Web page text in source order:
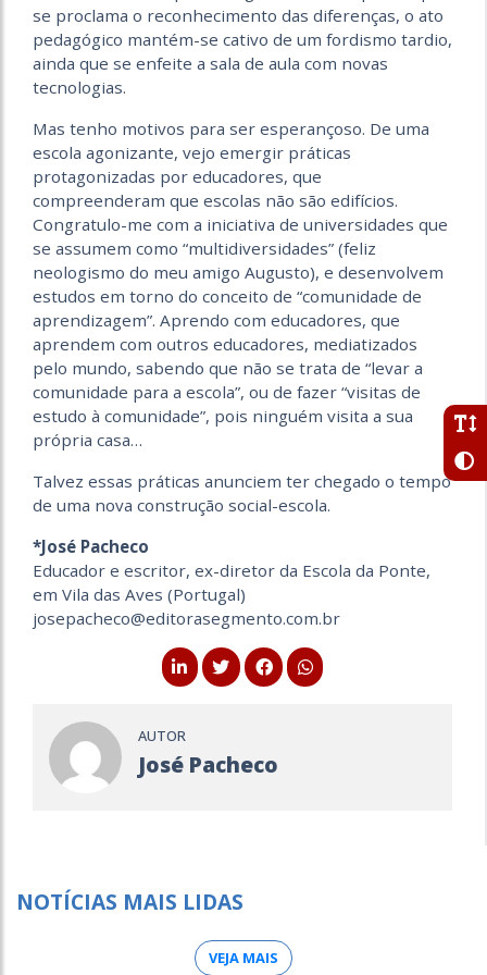
se proclama o reconhecimento das diferenças, o ato
pedagógico mantém-se cativo de um fordismo tardio,
ainda que se enfeite a sala de aula com novas
tecnologias.
Mas tenho motivos para ser esperançoso. De uma
escola agonizante, vejo emergir práticas
protagonizadas por educadores, que
compreenderam que escolas não são edifícios.
Congratulo-me com a iniciativa de universidades que
se assumem como “multidiversidades” (feliz
neologismo do meu amigo Augusto), e desenvolvem
estudos em torno do conceito de “comunidade de
aprendizagem”. Aprendo com educadores, que
aprendem com outros educadores, mediatizados
pelo mundo, sabendo que não se trata de “levar a
comunidade para a escola”, ou de fazer “visitas de
estudo à comunidade”, pois ninguém visita a sua
própria casa…
Talvez essas práticas anunciem ter chegado o tempo
de uma nova construção social-escola.
*José Pacheco
Educador e escritor, ex-diretor da Escola da Ponte,
em Vila das Aves (Portugal)
josepacheco@editorasegmento.com.br
AUTOR
José Pacheco
NOTÍCIAS MAIS LIDAS
VEJA MAIS